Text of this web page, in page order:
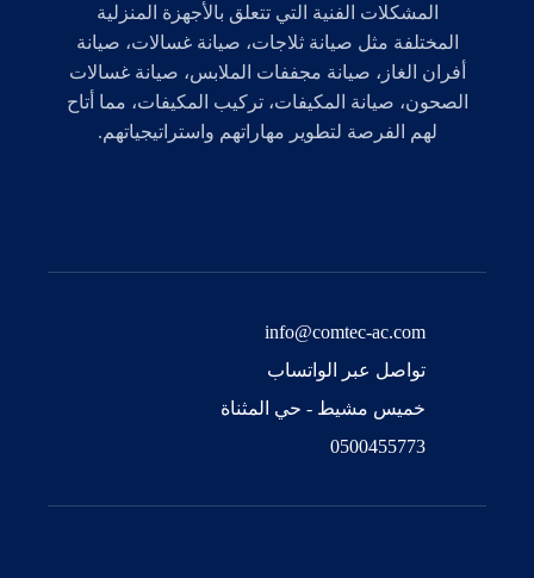
المشكلات الفنية التي تتعلق بالأجهزة المنزلية
المختلفة مثل صيانة ثلاجات، صيانة غسالات، صيانة
أفران الغاز، صيانة مجففات الملابس، صيانة غسالات
الصحون، صيانة المكيفات، تركيب المكيفات، مما أتاح
لهم الفرصة لتطوير مهاراتهم واستراتيجياتهم.
info@comtec-ac.com
تواصل عبر الواتساب
خميس مشيط - حي المثناة
0500455773